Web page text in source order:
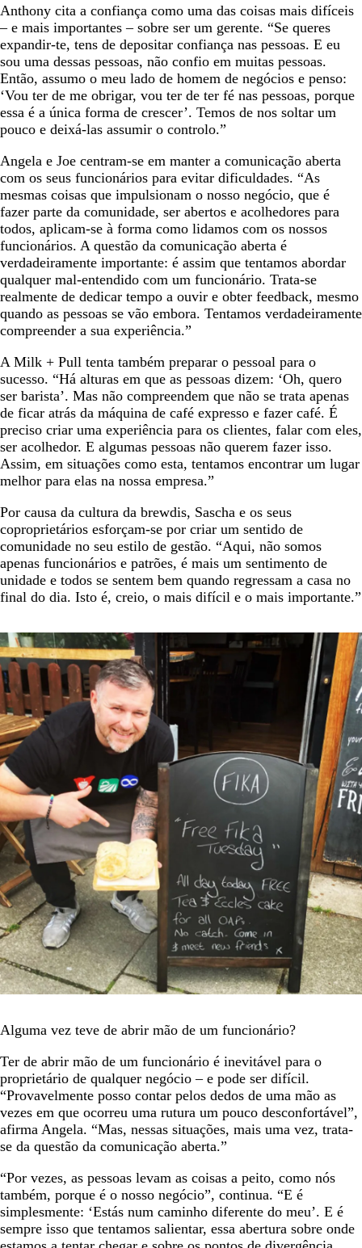
Anthony cita a confiança como uma das coisas mais difíceis
– e mais importantes – sobre ser um gerente. “Se queres
expandir-te, tens de depositar confiança nas pessoas. E eu
sou uma dessas pessoas, não confio em muitas pessoas.
Então, assumo o meu lado de homem de negócios e penso:
‘Vou ter de me obrigar, vou ter de ter fé nas pessoas, porque
essa é a única forma de crescer’. Temos de nos soltar um
pouco e deixá-las assumir o controlo.”
Angela e Joe centram-se em manter a comunicação aberta
com os seus funcionários para evitar dificuldades. “As
mesmas coisas que impulsionam o nosso negócio, que é
fazer parte da comunidade, ser abertos e acolhedores para
todos, aplicam-se à forma como lidamos com os nossos
funcionários. A questão da comunicação aberta é
verdadeiramente importante: é assim que tentamos abordar
qualquer mal-entendido com um funcionário. Trata-se
realmente de dedicar tempo a ouvir e obter feedback, mesmo
quando as pessoas se vão embora. Tentamos verdadeiramente
compreender a sua experiência.”
A Milk + Pull tenta também preparar o pessoal para o
sucesso. “Há alturas em que as pessoas dizem: ‘Oh, quero
ser barista’. Mas não compreendem que não se trata apenas
de ficar atrás da máquina de café expresso e fazer café. É
preciso criar uma experiência para os clientes, falar com eles,
ser acolhedor. E algumas pessoas não querem fazer isso.
Assim, em situações como esta, tentamos encontrar um lugar
melhor para elas na nossa empresa.”
Por causa da cultura da brewdis, Sascha e os seus
coproprietários esforçam-se por criar um sentido de
comunidade no seu estilo de gestão. “Aqui, não somos
apenas funcionários e patrões, é mais um sentimento de
unidade e todos se sentem bem quando regressam a casa no
final do dia. Isto é, creio, o mais difícil e o mais importante.”
Alguma vez teve de abrir mão de um funcionário?
Ter de abrir mão de um funcionário é inevitável para o
proprietário de qualquer negócio – e pode ser difícil.
“Provavelmente posso contar pelos dedos de uma mão as
vezes em que ocorreu uma rutura um pouco desconfortável”,
afirma Angela. “Mas, nessas situações, mais uma vez, trata-
se da questão da comunicação aberta.”
“Por vezes, as pessoas levam as coisas a peito, como nós
também, porque é o nosso negócio”, continua. “E é
simplesmente: ‘Estás num caminho diferente do meu’. E é
sempre isso que tentamos salientar, essa abertura sobre onde